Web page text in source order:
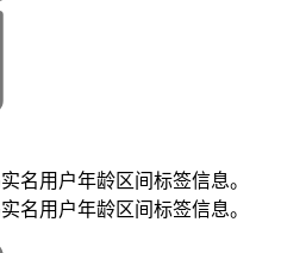
名用户年龄区间标签信息。
名用户年龄区间标签信息。